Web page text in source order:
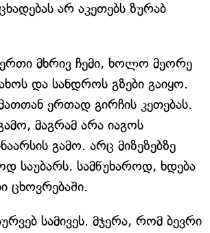
არ აკეთებს ზურაბ
მხრივ ჩემი, ხოლო მეორე
და სანდროს გზები გაიყო.
ერთად გირჩის კეთებას.
მაგრამ არა იაგოს
გამო. არც მიზეზებზე
საუბარს. სამწუხაროდ, ხდება
ცხოვრებაში.
სამივეს. მჯერა, რომ ბევრი